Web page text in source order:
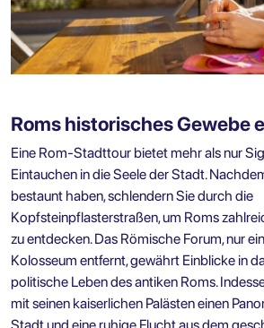
Roms historisches Gewebe
Eine Rom-Stadttour bietet mehr als nur
Eintauchen in die Seele der Stadt.
bestaunt haben, schlendern Sie durch die
Kopfsteinpflasterstraßen, um Roms
zu entdecken. Das Römische Forum, nur
Kolosseum entfernt, gewährt Einblicke in
politische Leben des antiken Roms.
mit seinen kaiserlichen Palästen einen